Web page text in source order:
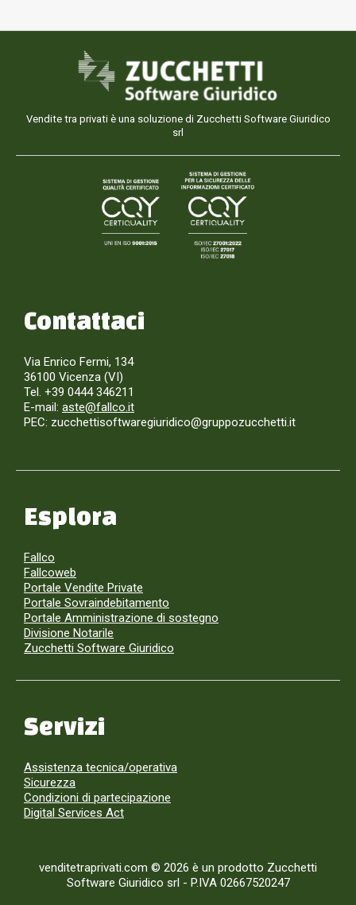
Vendite tra privati è una soluzione di Zucchetti Software Giuridico
srl
Contattaci
Via Enrico Fermi, 134
36100 Vicenza (VI)
Tel. +39 0444 346211
E-mail: aste@fallco.it
PEC: zucchettisoftwaregiuridico@gruppozucchetti.it
Esplora
Fallco
Fallcoweb
Portale Vendite Private
Portale Sovraindebitamento
Portale Amministrazione di sostegno
Divisione Notarile
Zucchetti Software Giuridico
Servizi
Assistenza tecnica/operativa
Sicurezza
Condizioni di partecipazione
Digital Services Act
venditetraprivati.com © 2026 è un prodotto Zucchetti
Software Giuridico srl - P.IVA 02667520247